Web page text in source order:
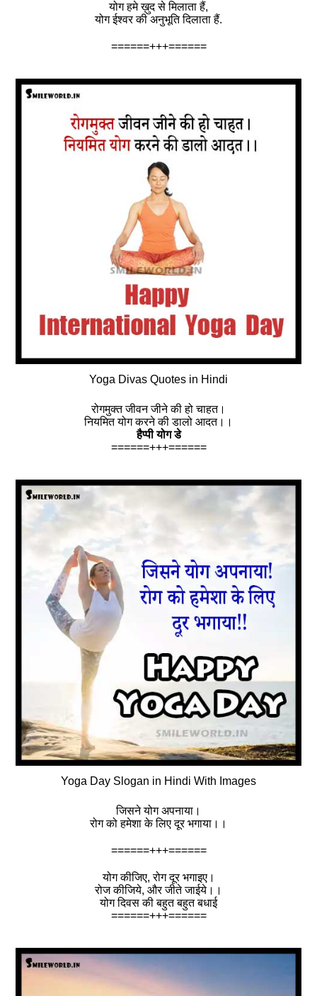
योग हमे ख़ुद से मिलाता हैं,
योग ईश्वर की अनुभूति दिलाता हैं.
======+++======
Yoga Divas Quotes in Hindi
रोगमुक्त जीवन जीने की हो चाहत।
नियमित योग करने की डालो आदत।।
हैप्‍पी योग डे
======+++======
Yoga Day Slogan in Hindi With Images
जिसने योग अपनाया।
रोग को हमेशा के लिए दूर भगाया।।
======+++======
योग कीजिए, रोग दूर भगाइए।
रोज कीजिये, और जीते जाईये।।
योग दिवस की बहुत बहुत बधाई
======+++======